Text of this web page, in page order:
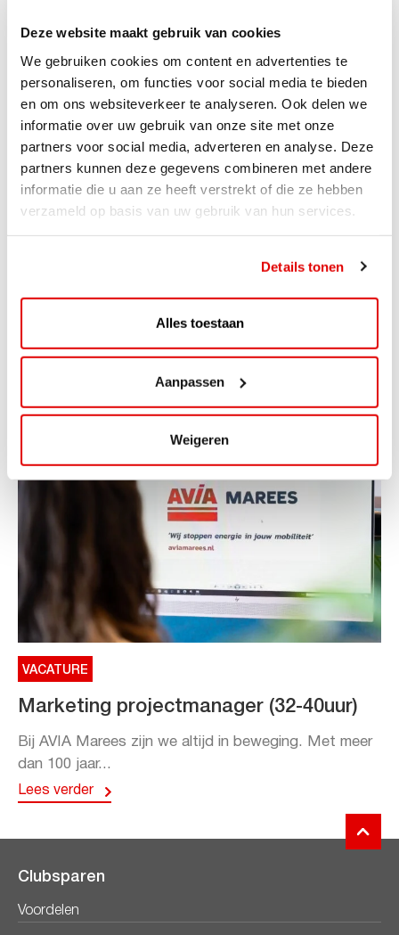
Deze website maakt gebruik van cookies
We gebruiken cookies om content en advertenties te
personaliseren, om functies voor social media te bieden
en om ons websiteverkeer te analyseren. Ook delen we
informatie over uw gebruik van onze site met onze
partners voor social media, adverteren en analyse. Deze
partners kunnen deze gegevens combineren met andere
informatie die u aan ze heeft verstrekt of die ze hebben
verzameld op basis van uw gebruik van hun services.
Details tonen
Alles toestaan
Aanpassen
Weigeren
ViaLuxury Hotels
Toe aan een ontspannen nachtje...
VACATURE
Marketing projectmanager (32-40uur)
Bij AVIA Marees zijn we altijd in beweging. Met meer
dan 100 jaar...
Lees verder
Clubsparen
Voordelen